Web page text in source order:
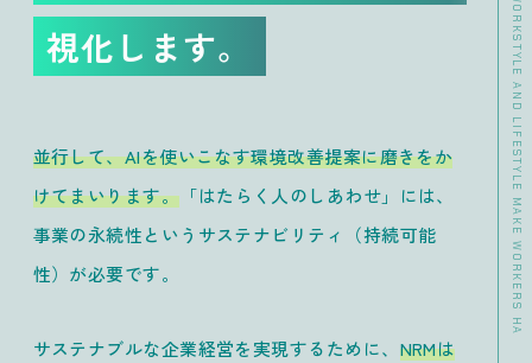
視化します。
並行して、AIを使いこなす環境改善提案に磨きをか
けてまいります。 「はたらく人のしあわせ」には、
事業の永続性というサステナビリティ（持続可能
性）が必要です。
サステナブルな企業経営を実現するために、 NRMは